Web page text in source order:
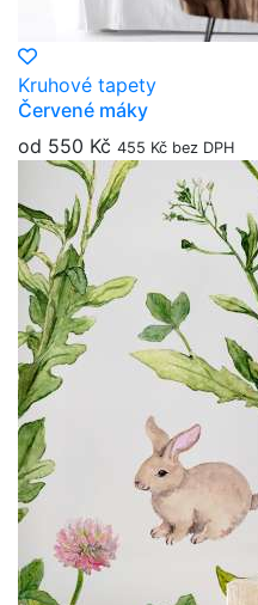
Kruhové tapety
Červené máky
od 550 Kč 455 Kč bez DPH